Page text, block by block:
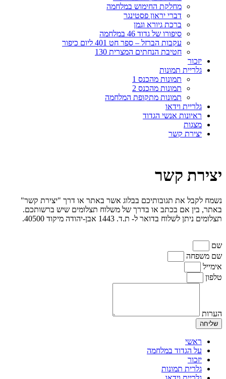
מחלקת החימוש במלחמה
דברי יראון פסטינגר
ברכת גיורא וגמן
סיפורו של גדוד 46 במלחמה
עקבות הברזל – ספר חט 401 ליום כיפור
חטיבת הנחתים המצרית 130
יזכור
גלריית תמונות
תמונות מהכנס 1
תמונות מהכנס 2
תמונות מתקופת המלחמה
גלריית וידאו
ראיונות אנשי הגדוד
מצגות
יצירת קשר
יצירת קשר
נשמח לקבל את תגובותיכם בבלוג אשר באתר או דרך "יצירת קשר"
באתר, בין אם בכתב או בדרך של משלוח תצלומים שיש ברשותכם.
תצלומים ניתן לשלוח בדואר ל- ת.ד. 1443 אבן-יהודה מיקוד 40500.
שם
שם משפחה
אימייל
טלפון
הערות
שליחה
ראשי
על הגדוד במלחמה
יזכור
גלרית תמונות